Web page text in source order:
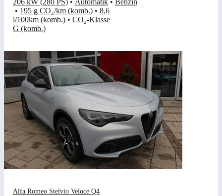
206 kW (280 PS) • Automatik • Benzin
• 195 g CO₂/km (komb.) • 8,6
l/100km (komb.) • CO₂-Klasse
G (komb.)
Alfa Romeo Stelvio Veloce Q4